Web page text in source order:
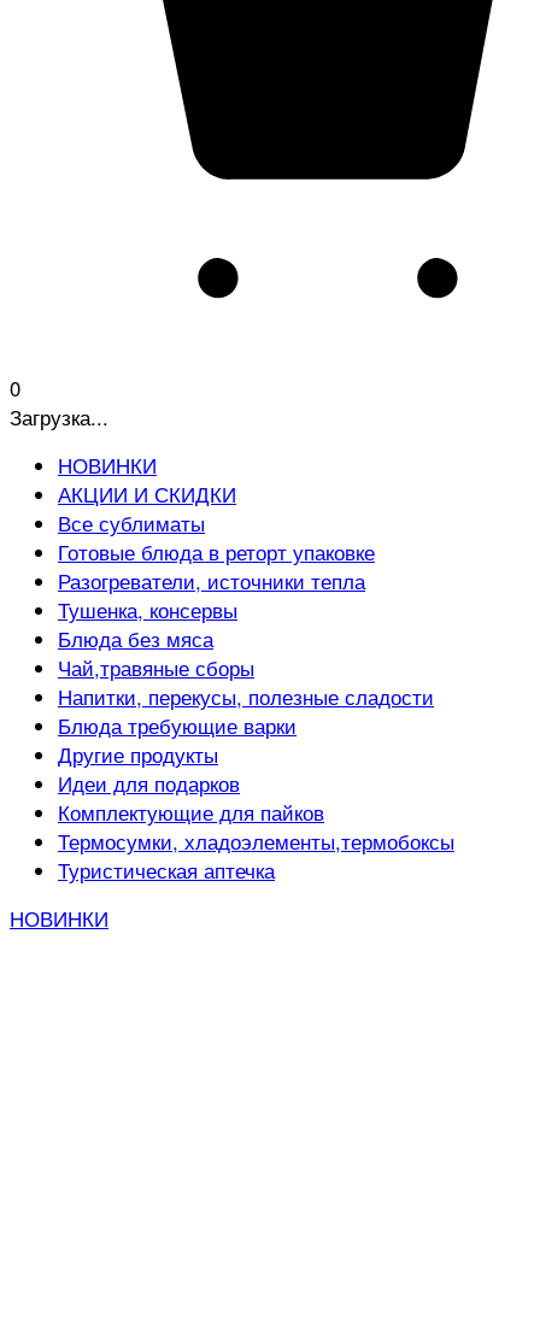
0
Загрузка...
НОВИНКИ
АКЦИИ И СКИДКИ
Все сублиматы
Готовые блюда в реторт упаковке
Разогреватели, источники тепла
Тушенка, консервы
Блюда без мяса
Чай,травяные сборы
Напитки, перекусы, полезные сладости
Блюда требующие варки
Другие продукты
Идеи для подарков
Комплектующие для пайков
Термосумки, хладоэлементы,термобоксы
Туристическая аптечка
НОВИНКИ